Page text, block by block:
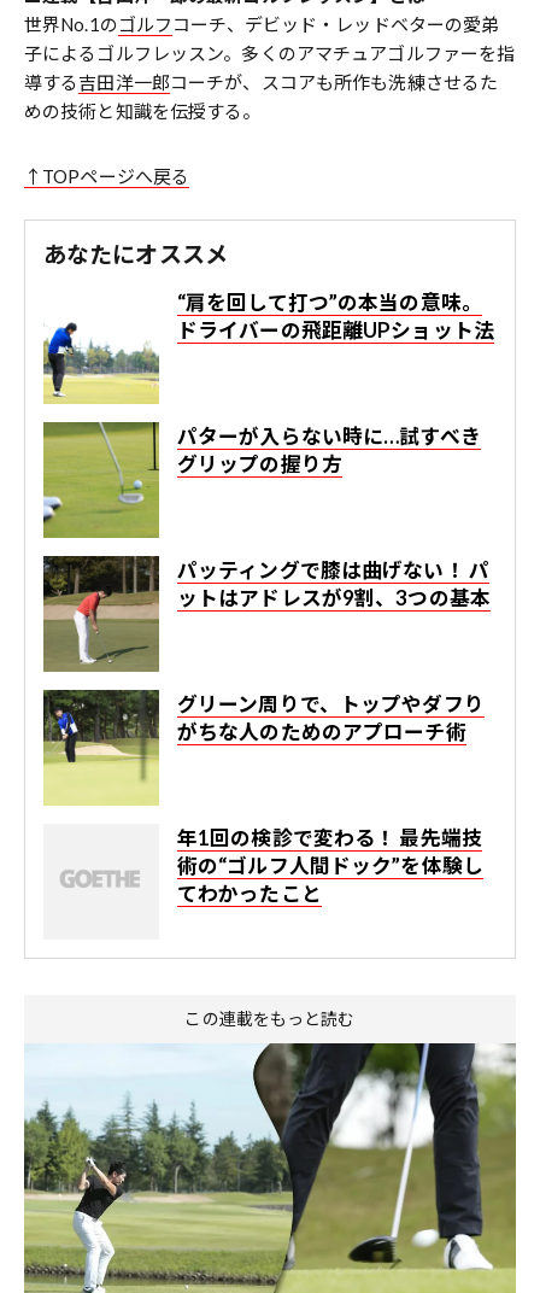
世界No.1のゴルフ コーチ、デビッド・レッドベターの愛弟
子によるゴルフレッスン。多くのアマチュアゴルファーを指
導する吉田洋一郎コーチが、スコアも所作も洗練させるた
めの技術と知識を伝授する。
↑TOPページへ戻る
あなたにオススメ
“肩を回して打つ”の本当の意味。
ドライバーの飛距離UPショット法
パターが入らない時に…試すべき
グリップの握り方
パッティングで膝は曲げない！ パ
ットはアドレスが9割、3つの基本
グリーン周りで、トップやダフり
がちな人のためのアプローチ術
年1回の検診で変わる！ 最先端技
術の“ゴルフ人間ドック”を体験し
てわかったこと
この連載をもっと読む